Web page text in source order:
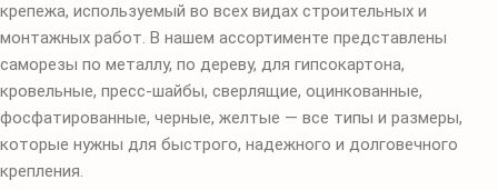
крепежа, используемый во всех видах строительных и
монтажных работ. В нашем ассортименте представлены
саморезы по металлу, по дереву, для гипсокартона,
кровельные, пресс-шайбы, сверлящие, оцинкованные,
фосфатированные, черные, желтые — все типы и размеры,
которые нужны для быстрого, надежного и долговечного
крепления.